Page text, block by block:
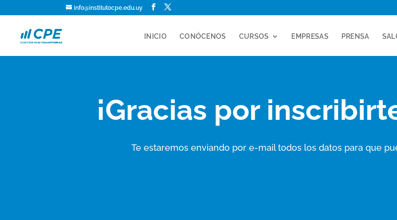
info@institutocpe.edu.uy
INICIO CONÓCENOS CURSOS EMPRESAS PRENSA
¡Gracias por
Te estaremos enviando por e-mail todos los datos para que